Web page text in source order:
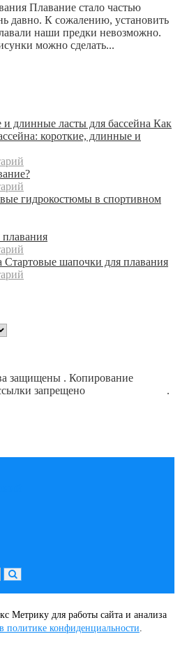
Плавание стало частью
давно. К сожалению, установить
наши предки невозможно.
можно сделать...
Как
короткие, длинные и
гидрокостюмы в спортивном
Стартовые шапочки для плавания
защищены . Копирование
запрещено
.
Метрику для работы сайта и анализа
в политике конфиденциальности